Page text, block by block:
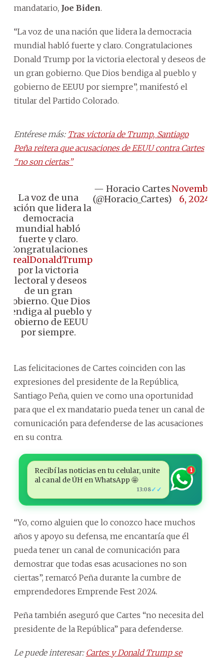
mandatario, Joe Biden.
“La voz de una nación que lidera la democracia
mundial habló fuerte y claro. Congratulaciones
Donald Trump por la victoria electoral y deseos de
un gran gobierno. Que Dios bendiga al pueblo y
gobierno de EEUU por siempre”, manifestó el
titular del Partido Colorado.
Entérese más: Tras victoria de Trump, Santiago
Peña reitera que acusaciones de EEUU contra Cartes
“no son ciertas”
La voz de una
nación que lidera la
democracia
mundial habló
fuerte y claro.
Congratulaciones
@realDonaldTrump
por la victoria
electoral y deseos
de un gran
gobierno. Que Dios
bendiga al pueblo y
gobierno de EEUU
por siempre.
— Horacio Cartes
(@Horacio_Cartes)
November
6, 2024
Las felicitaciones de Cartes coinciden con las
expresiones del presidente de la República,
Santiago Peña, quien ve como una oportunidad
para que el ex mandatario pueda tener un canal de
comunicación para defenderse de las acusaciones
en su contra.
Recibí las noticias en tu celular, unite
al canal de ÚH en WhatsApp 🤩
13:08✓✓
1
“Yo, como alguien que lo conozco hace muchos
años y apoyo su defensa, me encantaría que él
pueda tener un canal de comunicación para
demostrar que todas esas acusaciones no son
ciertas”, remarcó Peña durante la cumbre de
emprendedores Emprende Fest 2024.
Peña también aseguró que Cartes “no necesita del
presidente de la República” para defenderse.
Le puede interesar: Cartes y Donald Trump se